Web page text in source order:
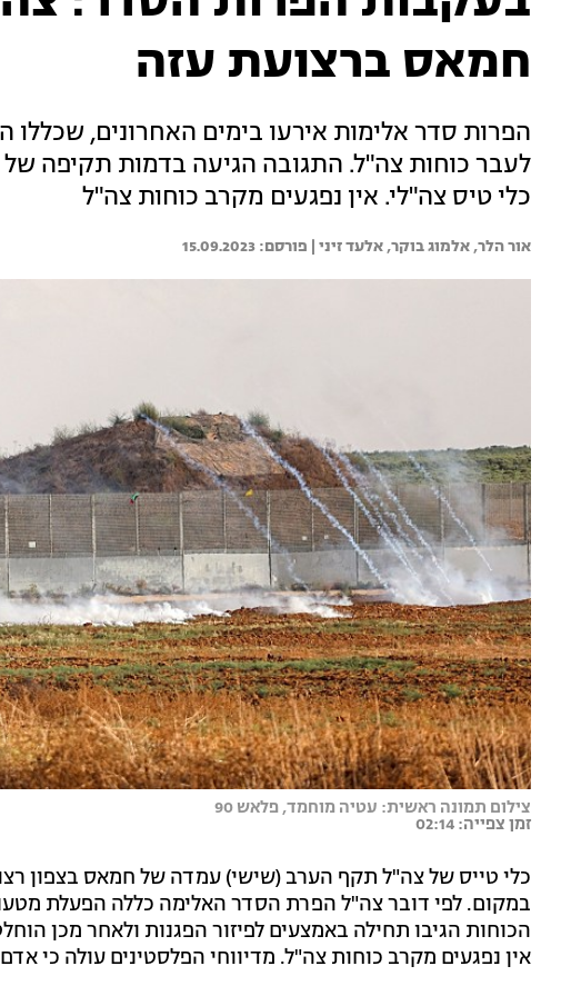
חמאס ברצועת עזה
הפרות סדר אלימות אירעו בימים האחרונים,
לעבר כוחות צה"ל. התגובה הגיעה בדמות תקיפה
כלי טיס צה"לי. אין נפגעים מקרב כוחות צה"ל
אור הלר, אלמוג בוקר, אלעד זיני | 15.09.2023
צילום תמונה ראשית: עטיה מוחמד, פלאש 90
זמן צפייה: 02:14
כלי טייס של צה"ל תקף הערב (שישי) עמדה של חמאס בצפון
במקום. לפי דובר צה"ל הפרת הסדר האלימה כללה הפעלת
הכוחות הגיבו תחילה באמצעים לפיזור הפגנות ולאחר מכן
אין נפגעים מקרב כוחות צה"ל. מדיווחי הפלסטינים עולה כי